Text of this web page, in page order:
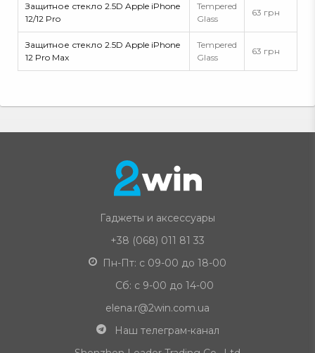
Защитное стекло 2.5D Apple iPhone
12/12 Pro
Tempered
Glass
63 грн
Защитное стекло 2.5D Apple iPhone
12 Pro Max
Tempered
Glass
63 грн
Гаджеты и аксессуары
+38 (068) 011 81 33
Пн-Пт: с 09-00 до 18-00
Сб: с 9-00 до 14-00
elena.r@2win.com.ua
Наш телеграм-канал